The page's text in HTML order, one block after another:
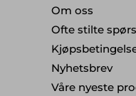
Om oss
Ofte stilte
Nyhetsbrev
Våre nyeste